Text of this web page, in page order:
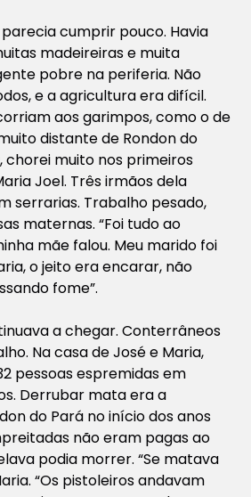
cumprir pouco. Havia
madeireiras e muita
pobre na periferia. Não
e a agricultura era difícil.
aos garimpos, como o de
distante de Rondon do
chorei muito nos primeiros
Joel. Três irmãos dela
serrarias. Trabalho pesado,
maternas. “Foi tudo ao
mãe falou. Meu marido foi
o jeito era encarar, não
fome”.
a chegar. Conterrâneos
Na casa de José e Maria,
pessoas espremidas em
Derrubar mata era a
do Pará no início dos anos
não eram pagas ao
podia morrer. “Se matava
“Os pistoleiros andavam